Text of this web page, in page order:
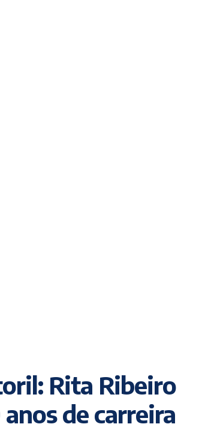
Rita Ribeiro
de carreira